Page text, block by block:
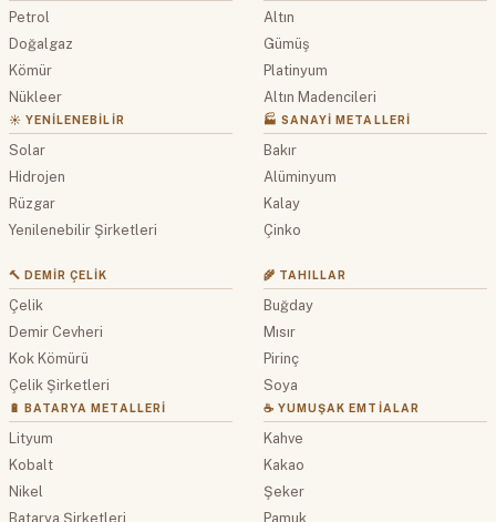
Petrol
Doğalgaz
Kömür
Nükleer
☀️ YENILENEBILIR
Solar
Hidrojen
Rüzgar
Yenilenebilir Şirketleri
Altın
Gümüş
Platinyum
Altın Madencileri
🏭 SANAYI METALLERI
Bakır
Alüminyum
Kalay
Çinko
🔨 DEMIR ÇELIK
Çelik
Demir Cevheri
Kok Kömürü
Çelik Şirketleri
🔋 BATARYA METALLERI
Lityum
Kobalt
Nikel
Batarya Şirketleri
🌾 TAHILLAR
Buğday
Mısır
Pirinç
Soya
☕ YUMUŞAK EMTIALAR
Kahve
Kakao
Şeker
Pamuk